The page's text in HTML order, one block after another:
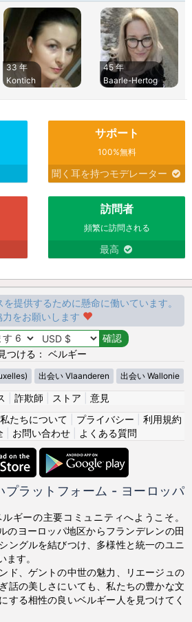
33 年
Kontich
45 年
Baarle-Hertog
サポート
100%無料
聞く耳を持つモデレーター
訪問者
頻繁に訪問される
最高
提供するために懸命に働いています。
力をお願いします
つける： ベルギー
出会い Vlaanderen 出会い Wallonie
詐欺師 ストア
意見
私たちについて プライバシー
利用規約
| お問い合わせ| よくある質問
プラットフォーム - ヨーロッパ
ギーの主要コミュニティへようこそ。
のヨーロッパ地区からフランデレンの田
ングルを結びつけ、多様性と統一のユニ
ます。
ド、ゲントの中世の魅力、リエージュの
話の美しさにいても、私たちの豊かな文
する相性の良いベルギー人を見つけてく